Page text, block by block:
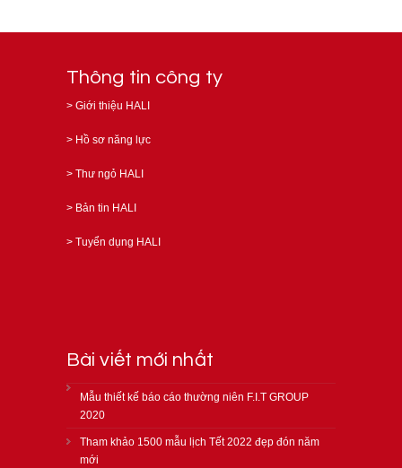
Thông tin công ty
> Giới thiệu HALI
> Hồ sơ năng lực
> Thư ngỏ HALI
> Bản tin HALI
> Tuyển dụng HALI
Bài viết mới nhất
Mẫu thiết kế báo cáo thường niên F.I.T GROUP
2020
Tham khảo 1500 mẫu lịch Tết 2022 đẹp đón năm
mới